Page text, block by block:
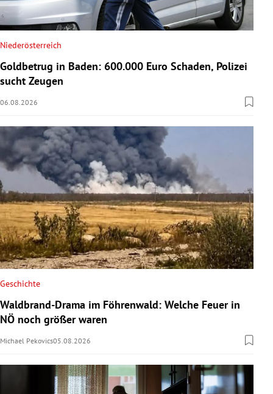
Niederösterreich
Goldbetrug in Baden: 600.000 Euro Schaden, Polizei
sucht Zeugen
06.08.2026
Geschichte
Waldbrand-Drama im Föhrenwald: Welche Feuer in
NÖ noch größer waren
Michael Pekovics05.08.2026